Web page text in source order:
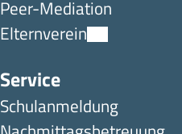
Peer-Mediation
Elternverein
Service
Schulanmeldung